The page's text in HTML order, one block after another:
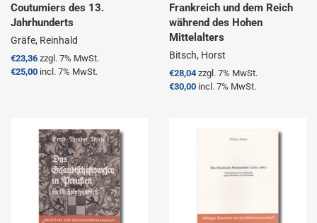
Coutumiers des 13.
Jahrhunderts
Gräfe, Reinhald
Normaler
Preis
€23,36 zzgl. 7% MwSt.
€25,00 incl. 7% MwSt.
Frankreich und dem Reich
während des Hohen
Mittelalters
Bitsch, Horst
Normaler
Preis
€28,04zzgl. 7% MwSt.
€30,00 incl. 7% MwSt.